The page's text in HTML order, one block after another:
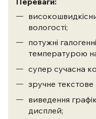
вологості;
потужні
температурою
супер сучасна
зручне
виведення
дисплей;